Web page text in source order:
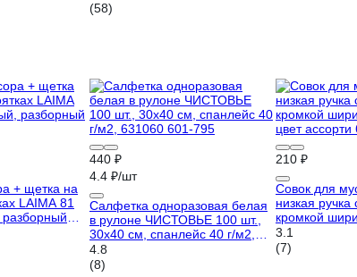
(58)
+ щетка на
LAIMA 81
440 ₽
4.4 ₽/шт
Салфетка одноразовая белая
в рулоне ЧИСТОВЬЕ 100 шт.,
30x40 см, спанлейс 40 г/м2,
631060 601-795
4.8
(8)
210 ₽
Совок для
низкая ручка
кромкой
цвет ассорти
3.1
(7)